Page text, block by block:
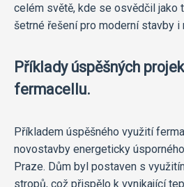
celém světě, kde se osvědčil jako
šetrné řešení pro moderní stavby i
Příklady úspěšných
fermacellu.
Příkladem úspěšného využití
novostavby energeticky
Praze. Dům byl postaven s
stropů, což přispělo k vynikající